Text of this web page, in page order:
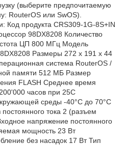
(выберите предпочитаемую
RouterOS или SwOS).
Код продукта CRS309-1G-8S+IN
98DX8208 Количество
ЦП 800 МГц Модель
Размеры 272 х 191 х 44
система RouterOS /
памяти 512 МБ Размер
FLASH Среднее время
часов при 25C
среды -40°С до 70°С
тока 2 (разъем
напряжение постоянного
мощность 23 Вт
без насадок 17 Вт Тип